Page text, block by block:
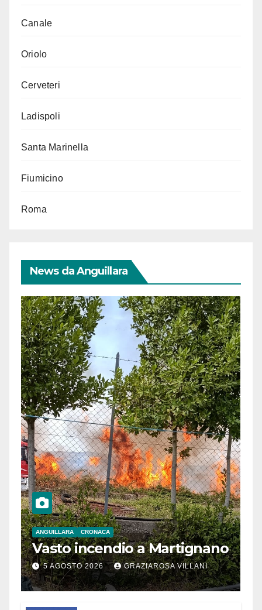
Canale
Oriolo
Cerveteri
Ladispoli
Santa Marinella
Fiumicino
Roma
News da Anguillara
ANGUILLARA CRONACA
Vasto incendio a Martignano
5 AGOSTO 2026 GRAZIAROSA VILLANI